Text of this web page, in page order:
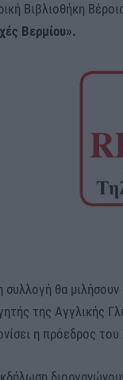
Βιβλιοθήκη
Βερμίου».
συλλογή θα
της Αγγλικής
η πρόεδρος